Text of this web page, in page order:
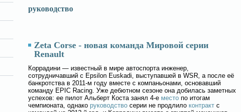
руководство
Zeta Corse - новая команда Мировой серии
Renault
Коррадини — известный в мире автоспорта инженер,
сотрудничавший с Epsilon Euskadi, выступавшей в WSR, а после её
банкротства в 2011-м году вместе с компаньонами, основавший
команду EPIC Racing. Уже дебютном сезоне она добилась заметных
успехов: ее пилот Альберт Коста занял 4-е место по итогам
чемпионата, однако руководство серии не продлило контракт с